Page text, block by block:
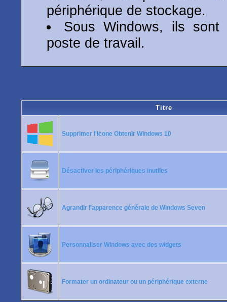
périphérique de stockage.
Sous Windows, ils
poste de travail.
Titre
Supprimer l'icone Obtenir Windows 10
Désactiver les périphériques inutiles
Agrandir l'apparence générale de Windows Seven
Personnaliser Windows avec des widgets
Formater un ordinateur ou un périphérique externe